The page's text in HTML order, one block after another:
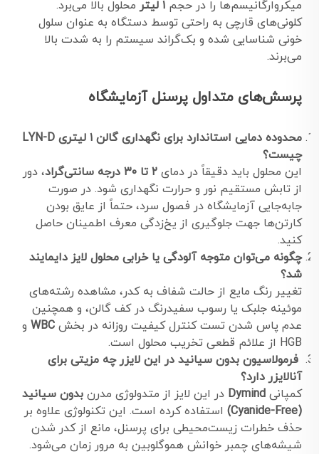
میکروارگانیسم‌ها را در حجم ۱ لیتر
محلول بالا می‌برد.
کلونی‌های قارچی به راحتی توسط دستگاه به عنوان سلول
خونی شناسایی شده و بک‌گراند سیستم را به شدت بالا
می‌برند.
پرسش‌های متداول پرسنل آزمایشگاه
محدوده دمایی استاندارد برای نگهداری گالن ۱ لیتری LYN-D
چیست؟
این محلول باید دقیقاً در دمای ۲ تا ۳۰ درجه سانتی‌گراد
، دور
از تابش مستقیم نور و حرارت نگهداری شود. در صورت
جابه‌جایی آزمایشگاه در فصول سرد، حتماً از عایق بودن
کارتن‌ها جهت جلوگیری از یخ‌زدگی معرف اطمینان حاصل
کنید.
چگونه می‌توان متوجه آلودگی یا خرابی محلول لایز دایمایند
شد؟
تغییر رنگ مایع از حالت شفاف به کدر، مشاهده رشته‌های
موئینه جلبک یا رسوب سفیدرنگ در کف گالن، و همچنین
عدم پاس شدن تست کنترل کیفیت روزانه در بخش WBC و
HGB از علائم قطعی تخریب محلول است.
فرمولاسیون بدون سیانید در این لایزر چه مزیتی برای
آنالایزر دارد؟
کمپانی Dymind در این لایز از متدولوژی مدرن بدون سیانید
(Cyanide-Free)
استفاده کرده است. این تکنولوژی علاوه بر
حذف خطرات زیست‌محیطی برای پرسنل، مانع از کدر شدن
شیشه‌های چمبر خوانش هموگلوبین به مرور زمان می‌شود.